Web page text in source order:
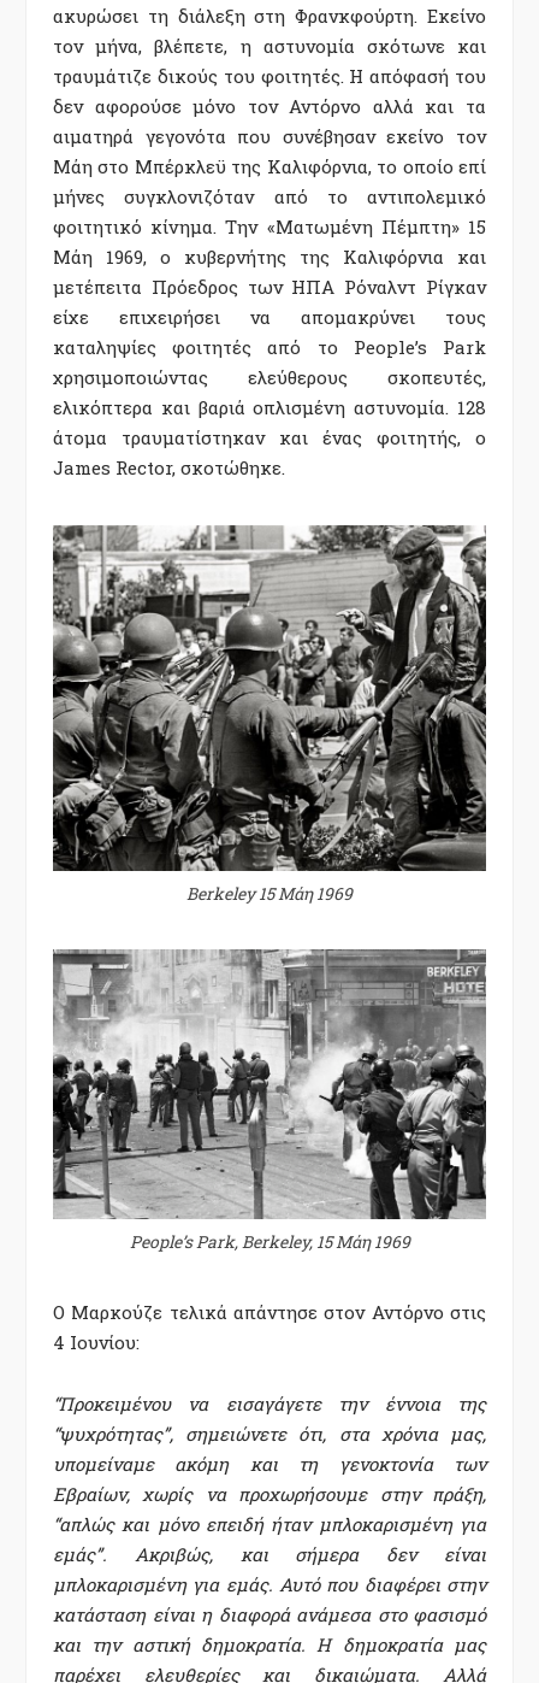
ακυρώσει τη διάλεξη στη Φρανκφούρτη. Εκείνο
τον μήνα, βλέπετε, η αστυνομία σκότωνε και
τραυμάτιζε δικούς του φοιτητές. Η απόφασή του
δεν αφορούσε μόνο τον Αντόρνο αλλά και τα
αιματηρά γεγονότα που συνέβησαν εκείνο τον
Μάη στο Μπέρκλεϋ της Καλιφόρνια, το οποίο επί
μήνες συγκλονιζόταν από το αντιπολεμικό
φοιτητικό κίνημα. Την «Ματωμένη Πέμπτη» 15
Μάη 1969, ο κυβερνήτης της Καλιφόρνια και
μετέπειτα Πρόεδρος των ΗΠΑ Ρόναλντ Ρίγκαν
είχε επιχειρήσει να απομακρύνει τους
καταληψίες φοιτητές από το People’s Park
χρησιμοποιώντας ελεύθερους σκοπευτές,
ελικόπτερα και βαριά οπλισμένη αστυνομία. 128
άτομα τραυματίστηκαν και ένας φοιτητής, ο
James Rector, σκοτώθηκε.
Berkeley 15 Μάη 1969
People’s Park, Berkeley, 15 Μάη 1969
Ο Μαρκούζε τελικά απάντησε στον Αντόρνο στις
4 Ιουνίου:
“Προκειμένου να εισαγάγετε την έννοια της
“ψυχρότητας”, σημειώνετε ότι, στα χρόνια μας,
υπομείναμε ακόμη και τη γενοκτονία των
Εβραίων, χωρίς να προχωρήσουμε στην πράξη,
“απλώς και μόνο επειδή ήταν μπλοκαρισμένη για
εμάς”. Ακριβώς, και σήμερα δεν είναι
μπλοκαρισμένη για εμάς. Αυτό που διαφέρει στην
κατάσταση είναι η διαφορά ανάμεσα στο φασισμό
και την αστική δημοκρατία. Η δημοκρατία μας
παρέχει ελευθερίες και δικαιώματα. Αλλά